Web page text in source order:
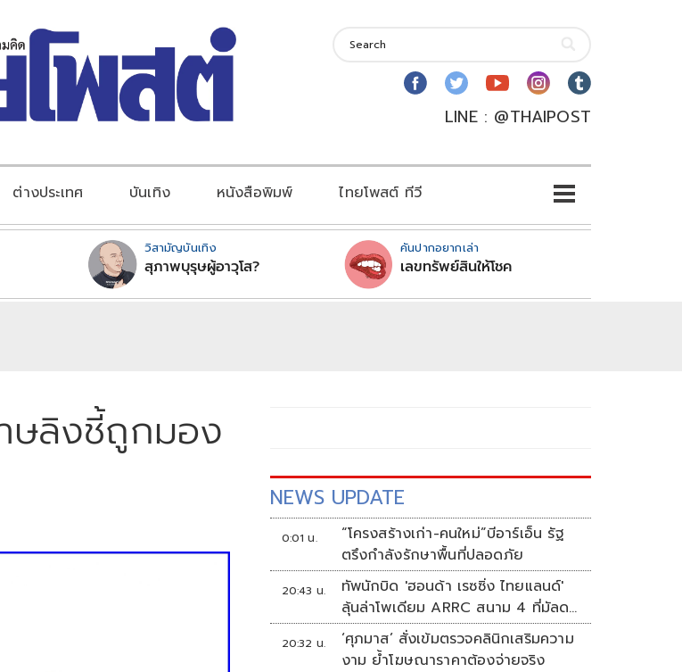
LINE : @THAIPOST
ต่างประเทศ บันเทิง หนังสือพิมพ์ ไทยโพสต์ ทีวี
วิสามัญบันเทิง
สุภาพบุรุษผู้อาวุโส?
คันปากอยากเล่า
เลขทรัพย์สินให้โชค
ษลิงชี้ถูกมอง
NEWS UPDATE
0:01 น.
“โครงสร้างเก่า-คนใหม่”บีอาร์เอ็น รัฐ
ตรึงกำลังรักษาพื้นที่ปลอดภัย
20:43 น.
ทัพนักบิด 'ฮอนด้า เรซซิ่ง ไทยแลนด์'
ลุ้นล่าโพเดียม ARRC สนาม 4 ที่มัลดา
ลิกา
20:32 น.
‘ศุภมาส’ สั่งเข้มตรวจคลินิกเสริมความ
งาม ย้ำโฆษณาราคาต้องจ่ายจริง